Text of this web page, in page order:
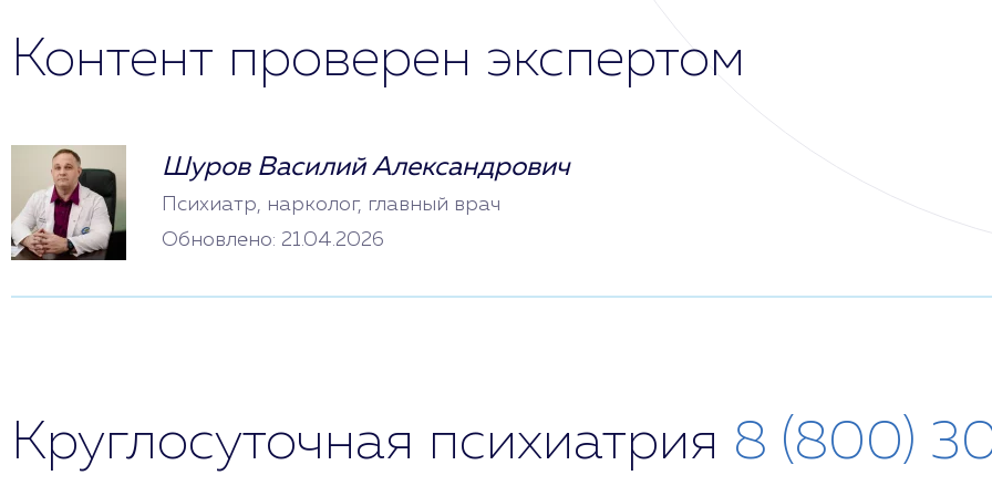
Контент проверен экспертом
Шуров Василий Александрович
Психиатр, нарколог, главный врач
Обновлено: 21.04.2026
Круглосуточная психиатрия 8 (800)